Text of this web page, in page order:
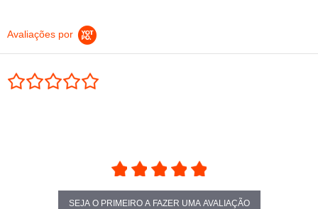
Avaliações por
SEJA O PRIMEIRO A FAZER UMA AVALIAÇÃO